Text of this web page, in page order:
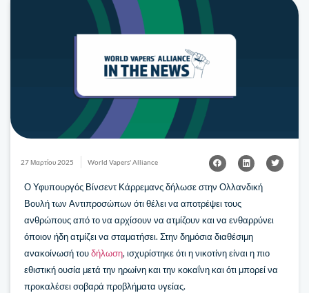
27 Μαρτίου 2025 World Vapers' Alliance
Ο Υφυπουργός Βίνσεντ Κάρρεμανς δήλωσε στην Ολλανδική
Βουλή των Αντιπροσώπων ότι θέλει να αποτρέψει τους
ανθρώπους από το να αρχίσουν να ατμίζουν και να ενθαρρύνει
όποιον ήδη ατμίζει να σταματήσει. Στην δημόσια διαθέσιμη
ανακοίνωσή τουδήλωση, ισχυρίστηκε ότι η νικοτίνη είναι η πιο
εθιστική ουσία μετά την ηρωίνη και την κοκαΐνη και ότι μπορεί να
προκαλέσει σοβαρά προβλήματα υγείας.